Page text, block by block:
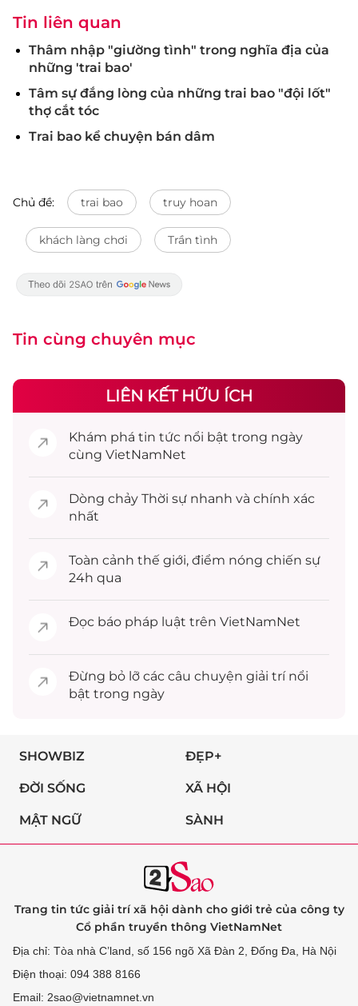
Tin liên quan
Thâm nhập "giường tình" trong nghĩa địa của
những 'trai bao'
Tâm sự đắng lòng của những trai bao "đội lốt"
thợ cắt tóc
Trai bao kể chuyện bán dâm
Chủ đề: trai bao truy hoan
khách làng chơi Trần tình
Tin cùng chuyên mục
LIÊN KẾT HỮU ÍCH
Khám phá tin tức nổi bật trong ngày
cùng VietNamNet
Dòng chảy Thời sự nhanh và chính xác
nhất
Toàn cảnh thế giới, điểm nóng chiến sự
24h qua
Đọc báo pháp luật trên VietNamNet
Đừng bỏ lỡ các câu chuyện giải trínổi
bật trong ngày
SHOWBIZ ĐẸP+
ĐỜI SỐNG XÃ HỘI
MẬT NGỮ SÀNH
Trang tin tức giải trí xã hội dành cho giới trẻ của công ty
Cổ phần truyền thông VietNamNet
Địa chỉ: Tòa nhà C’land, số 156 ngõ Xã Đàn 2, Đống Đa, Hà Nội
Điện thoại: 094 388 8166
Email: 2sao@vietnamnet.vn